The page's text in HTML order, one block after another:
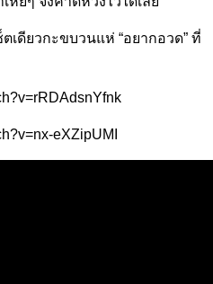
ดียวกะขบวนแห่ “อยากอวด” ที่
eXZipUMI